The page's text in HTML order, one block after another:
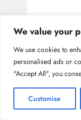
We value your
We use cookies to
personalised ads or
"Accept All", you
Customise